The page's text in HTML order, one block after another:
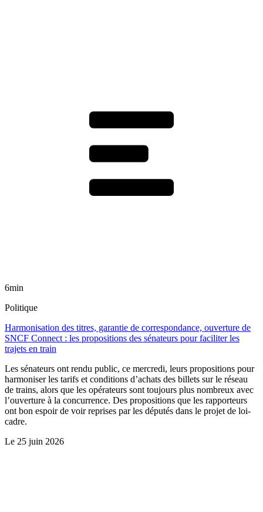
6min
Politique
Harmonisation des titres, garantie de correspondance, ouverture de
SNCF Connect : les propositions des sénateurs pour faciliter les
trajets en train
Les sénateurs ont rendu public, ce mercredi, leurs propositions pour
harmoniser les tarifs et conditions d’achats des billets sur le réseau
de trains, alors que les opérateurs sont toujours plus nombreux avec
l’ouverture à la concurrence. Des propositions que les rapporteurs
ont bon espoir de voir reprises par les députés dans le projet de loi-
cadre.
Le 25 juin 2026